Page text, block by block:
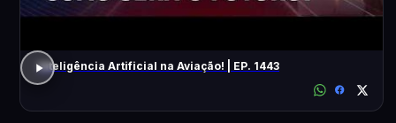
Inteligência Artificial na Aviação! | EP. 1443